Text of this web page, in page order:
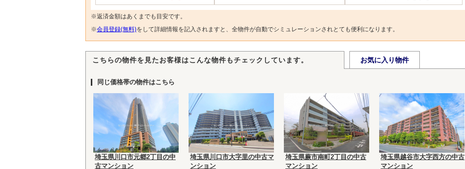
※返済金額はあくまでも目安です。
※会員登録(無料)をして詳細情報を記入されますと、全物件が自動でシミュレーションされとても便利になります。
こちらの物件を見たお客様はこんな物件もチェックしています。 お気に入り物件
同じ価格帯の物件はこちら
埼玉県川口市元郷2丁目の中
古マンション
埼玉県川口市大字里の中古マ
ンション
埼玉県蕨市南町2丁目の中古
マンション
埼玉県越谷市大字西方の中古
マンション